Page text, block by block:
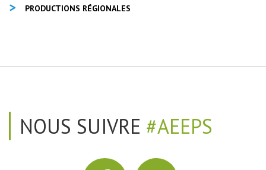
PRODUCTIONS RÉGIONALES
NOUS SUIVRE #AEEPS